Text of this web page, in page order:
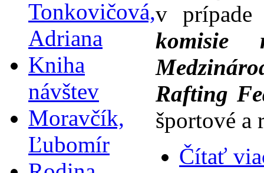
Tonkovičová,
Adriana
Kniha
návštev
Moravčík,
Ľubomír
v
komisie
Rafting
športové a
Čítať